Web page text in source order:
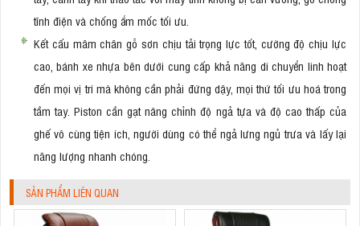
tĩnh điện và chống ẩm mốc tối ưu.
Kết cấu mâm chân gỗ sơn chịu tải trọng lực tốt, cường độ chịu lực
cao, bánh xe nhựa bên dưới cung cấp khả năng di chuyển linh hoạt
đến mọi vị trí mà không cần phải đứng dậy, mọi thứ tối ưu hoá trong
tầm tay. Piston cần gạt nâng chỉnh độ ngả tựa và độ cao thấp của
ghế vô cùng tiện ích, người dùng có thể ngả lưng ngủ trưa và lấy lại
năng lượng nhanh chóng.
SẢN PHẨM LIÊN QUAN